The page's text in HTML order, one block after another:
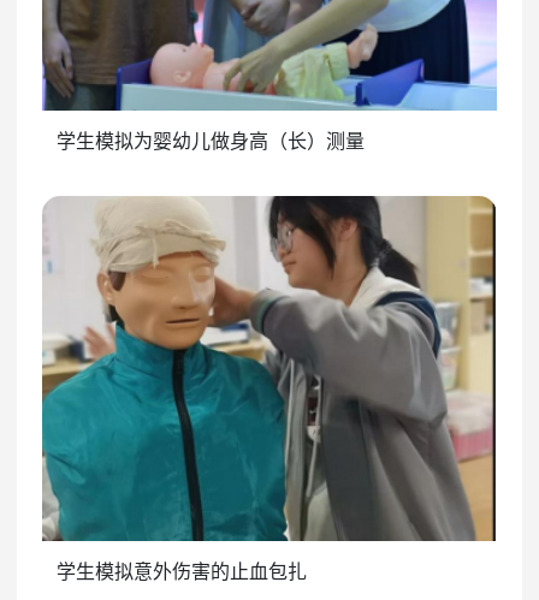
学生模拟为婴幼儿做身高（长）测量
学生模拟意外伤害的止血包扎